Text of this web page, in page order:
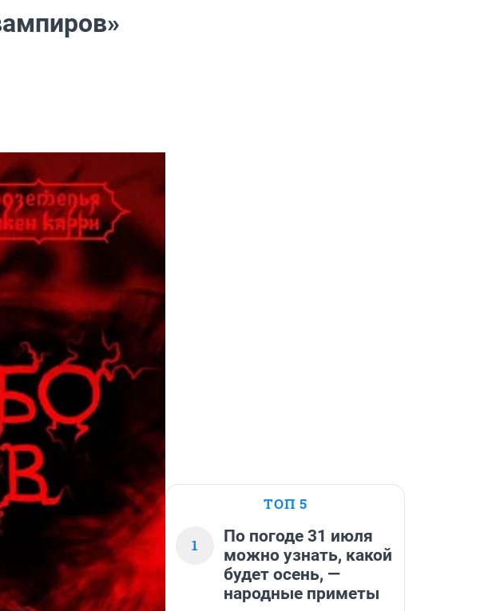
ТОП 5
1
По погоде 31 июля
можно узнать, какой
будет осень, —
народные приметы